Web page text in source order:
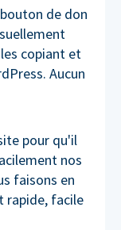
de don
copiant et
Aucun
pour qu'il
nos
faisons en
rapide, facile